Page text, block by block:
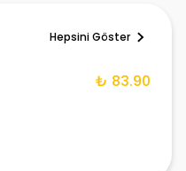
Hepsini Göster
₺ 83.90